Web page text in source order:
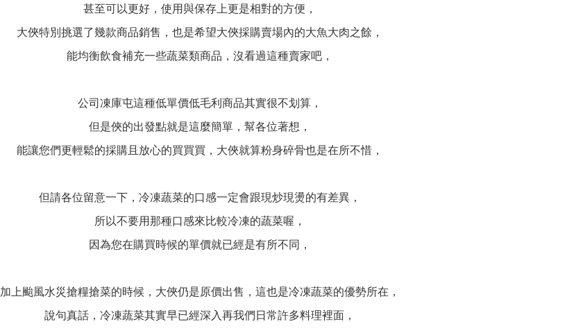
甚至可以更好，使用與保存上更是相對的方便，
大俠特別挑選了幾款商品銷售，也是希望大俠採購賣場內的大魚大肉之餘，
能均衡飲食補充一些蔬菜類商品，沒看過這種賣家吧，
公司凍庫屯這種低單價低毛利商品其實很不划算，
但是俠的出發點就是這麼簡單，幫各位著想，
能讓您們更輕鬆的採購且放心的買買買，大俠就算粉身碎骨也是在所不惜，
但請各位留意一下，冷凍蔬菜的口感一定會跟現炒現燙的有差異，
所以不要用那種口感來比較冷凍的蔬菜喔，
因為您在購買時候的單價就已經是有所不同，
加上颱風水災搶糧搶菜的時候，大俠仍是原價出售，這也是冷凍蔬菜的優勢所在，
說句真話，冷凍蔬菜其實早已經深入再我們日常許多料理裡面，